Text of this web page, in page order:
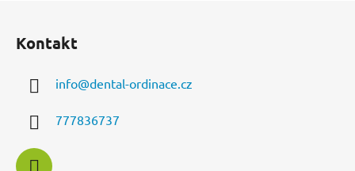
Kontakt
info@dental-ordinace.cz
777836737